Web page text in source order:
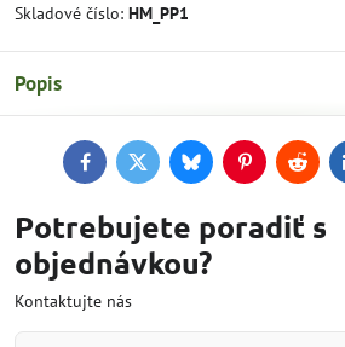
Skladové číslo: HM_PP1
Popis
FacebookTwitterBlueskyPinterestReddit
Potrebujete poradiť s
objednávkou?
Kontaktujte nás